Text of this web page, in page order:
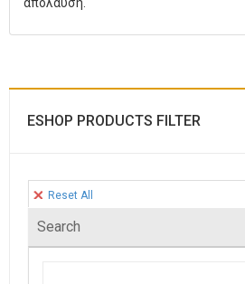
ESHOP PRODUCTS FILTER
Reset All
Search